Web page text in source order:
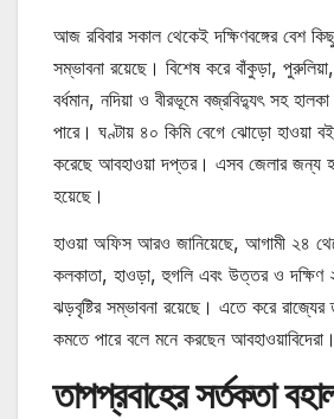
আজ রবিবার সকাল থেকেই দক্ষিণবঙ্গের বেশ
সম্ভাবনা রয়েছে। বিশেষ করে বাঁকুড়া, পুরুলিয়া,
বর্ধমান, নদিয়া ও বীরভূমে বজ্রবিদ্যুৎ সহ হালকা
পারে। ঘণ্টায় ৪০ কিমি বেগে ঝোড়ো হাওয়া
করেছে আবহাওয়া দপ্তর। এসব জেলার জন্য
হয়েছে।
হাওয়া অফিস আরও জানিয়েছে, আগামী ২৪
কলকাতা, হাওড়া, হুগলি এবং উত্তর ও দক্ষিণ
ঝড়বৃষ্টির সম্ভাবনা রয়েছে। এতে করে রাজ্যের
কমতে পারে বলে মনে করছেন আবহাওয়াবিদেরা।
তাপপ্রবাহের সর্তকতা